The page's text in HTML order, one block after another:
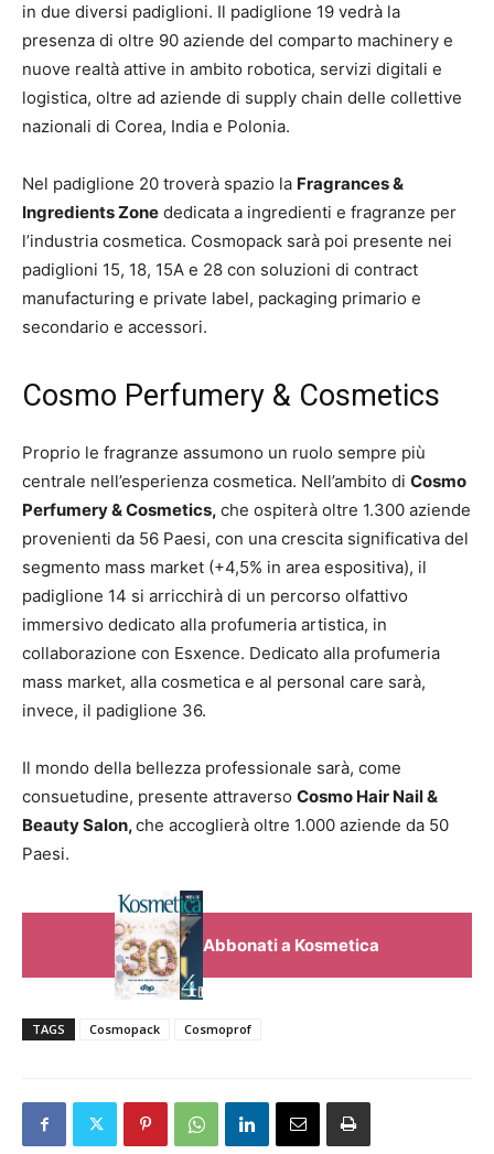
in due diversi padiglioni. Il padiglione 19 vedrà la
presenza di oltre 90 aziende del comparto machinery e
nuove realtà attive in ambito robotica, servizi digitali e
logistica, oltre ad aziende di supply chain delle collettive
nazionali di Corea, India e Polonia.
Nel padiglione 20 troverà spazio la Fragrances &
Ingredients Zone dedicata a ingredienti e fragranze per
l’industria cosmetica. Cosmopack sarà poi presente nei
padiglioni 15, 18, 15A e 28 con soluzioni di contract
manufacturing e private label, packaging primario e
secondario e accessori.
Cosmo Perfumery & Cosmetics
Proprio le fragranze assumono un ruolo sempre più
centrale nell’esperienza cosmetica. Nell’ambito di Cosmo
Perfumery & Cosmetics, che ospiterà oltre 1.300 aziende
provenienti da 56 Paesi, con una crescita significativa del
segmento mass market (+4,5% in area espositiva), il
padiglione 14 si arricchirà di un percorso olfattivo
immersivo dedicato alla profumeria artistica, in
collaborazione con Esxence. Dedicato alla profumeria
mass market, alla cosmetica e al personal care sarà,
invece, il padiglione 36.
Il mondo della bellezza professionale sarà, come
consuetudine, presente attraverso Cosmo Hair Nail &
Beauty Salon,che accoglierà oltre 1.000 aziende da 50
Paesi.
Abbonati a Kosmetica
TAGS Cosmopack Cosmoprof